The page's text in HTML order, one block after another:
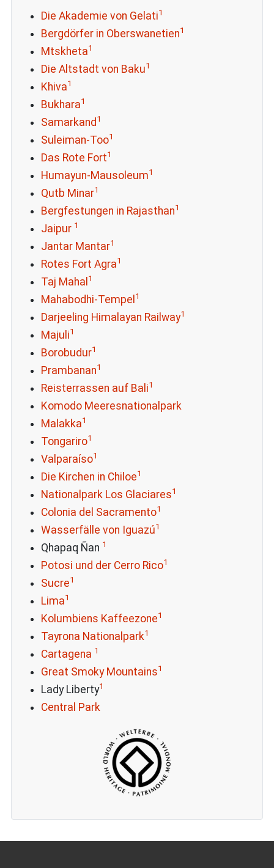
Die Akademie von Gelati1
Bergdörfer in Oberswanetien1
Mtskheta1
Die Altstadt von Baku1
Khiva1
Bukhara1
Samarkand 1
Suleiman-Too1
Das Rote Fort1
Humayun-Mausoleum1
Qutb Minar1
Bergfestungen in Rajasthan1
Jaipur 1
Jantar Mantar1
Rotes Fort Agra1
Taj Mahal 1
Mahabodhi-Tempel 1
Darjeeling Himalayan Railway1
Majuli1
Borobudur1
Prambanan1
Reisterrassen auf Bali1
Komodo Meeresnationalpark
Malakka1
Tongariro1
Valparaíso1
Die Kirchen in Chiloe1
Nationalpark Los Glaciares1
Colonia del Sacramento1
Wasserfälle von Iguazú1
Qhapaq Ñan 1
Potosi und der Cerro Rico1
Sucre1
Lima1
Kolumbiens Kaffeezone1
Tayrona Nationalpark1
Cartagena 1
Great Smoky Mountains1
Lady Liberty1
Central Park